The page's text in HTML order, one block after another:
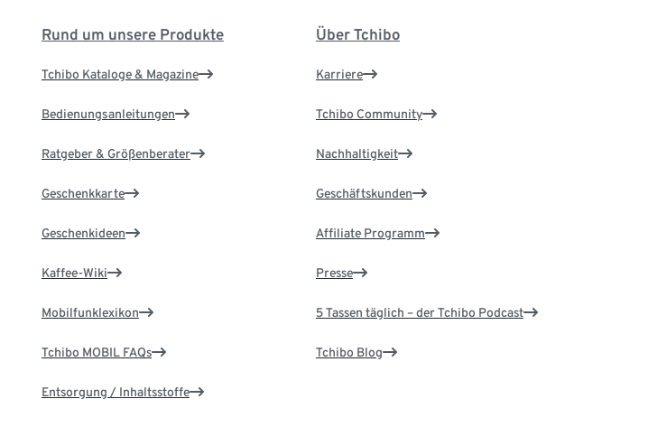
Rund um unsere Produkte
Tchibo Kataloge & Magazine
Bedienungsanleitungen
Ratgeber & Größenberater
Geschenkkarte
Geschenkideen
Kaffee-Wiki
Mobilfunklexikon
Tchibo MOBIL FAQs
Entsorgung / Inhaltsstoffe
Über Tchibo
Karriere
Tchibo Community
Nachhaltigkeit
Geschäftskunden
Affiliate Programm
Presse
5 Tassen täglich – der Tchibo Podcast
Tchibo Blog